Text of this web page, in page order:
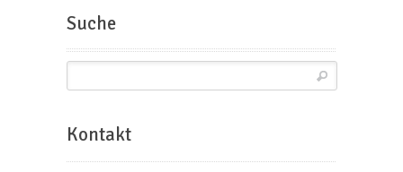
Suche
Kontakt